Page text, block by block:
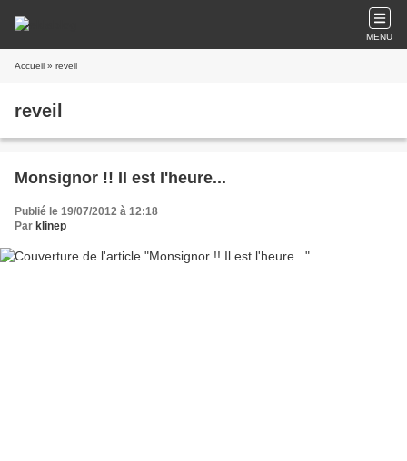
MENU
Accueil » reveil
reveil
Monsignor !! Il est l'heure...
Publié le 19/07/2012 à 12:18
Par klinep